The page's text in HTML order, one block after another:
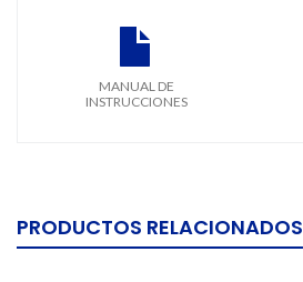
MANUAL DE
INSTRUCCIONES
PRODUCTOS RELACIONADOS